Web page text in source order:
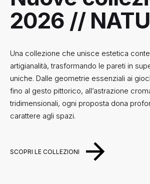
2026 //
Una collezione che unisce estetica
artigianalità, trasformando le pareti in
uniche. Dalle geometrie essenziali ai
riflessi, fino al gesto pittorico,
agli effetti tridimensionali, ogni proposta
eleganza e carattere agli spazi.
SCOPRI LE COLLEZIONI